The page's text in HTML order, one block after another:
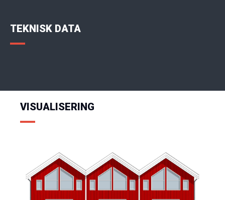
de kan kontakte meg via e-post og telefon. Les våre
retningslinjer for personvern.
TEKNISK DATA
VISUALISERING